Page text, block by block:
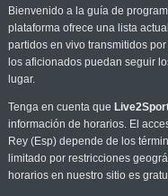
Bienvenido a la guía de
plataforma ofrece una lista
partidos en vivo transmitidos
los aficionados puedan seguir
lugar.
Tenga en cuenta que
información de horarios. El
Rey (Esp) depende de los
limitado por restricciones
horarios en nuestro sitio es